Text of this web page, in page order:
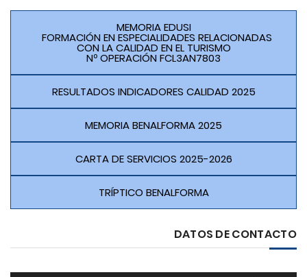
MEMORIA EDUSI
FORMACIÓN EN ESPECIALIDADES RELACIONADAS
CON LA CALIDAD EN EL TURISMO
Nº OPERACIÓN FCL3AN7803
RESULTADOS INDICADORES CALIDAD 2025
MEMORIA BENALFORMA 2025
CARTA DE SERVICIOS 2025-2026
TRÍPTICO BENALFORMA
DATOS DE CONTACTO